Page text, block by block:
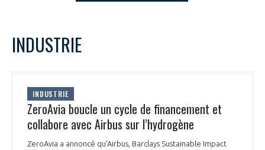
LE GIFAS
NOTRE VISION
NOS MISSIONS
ORGANISATION
LE CONSEIL DU GIFAS
FONCTIONNEMENT
L
1 2
3
13
19 22
28
INDUSTRIE
INDUSTRIE
ZeroAvia boucle un cycle de financement et
collabore avec Airbus sur l’hydrogène
ZeroAvia a annoncé qu'Airbus, Barclays Sustainable Impact
votre réseau au sein d’un écosystème intégré et
OUI NON